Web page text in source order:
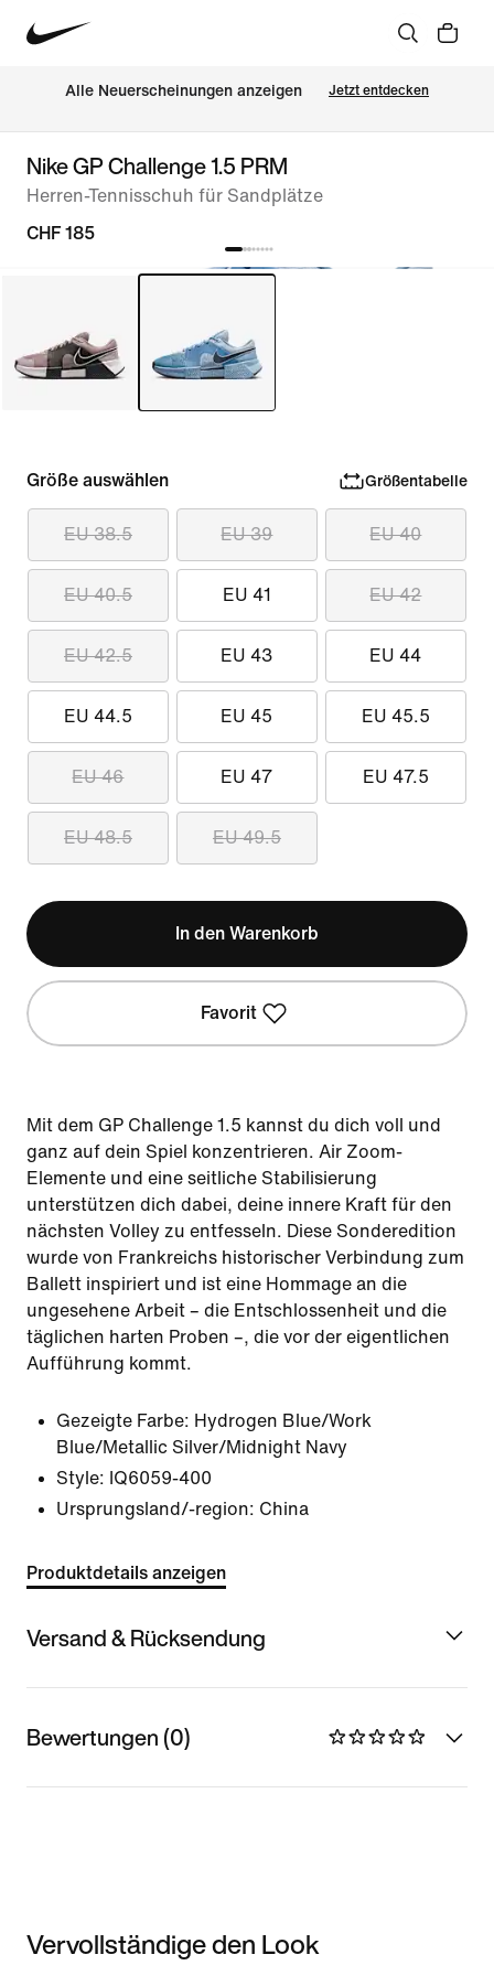
Alle Neuerscheinungen anzeigen Jetzt entdecken
Nike GP Challenge 1.5 PRM
Herren-Tennisschuh für Sandplätze
CHF 185
Größe auswählen Größentabelle
EU 38.5 EU 39 EU 40
EU 40.5 EU 41 EU 42
EU 42.5 EU 43 EU 44
EU 44.5 EU 45 EU 45.5
EU 46 EU 47 EU 47.5
EU 48.5 EU 49.5
In den Warenkorb
Favorit
Mit dem GP Challenge 1.5 kannst du dich voll und
ganz auf dein Spiel konzentrieren. Air Zoom-
Elemente und eine seitliche Stabilisierung
unterstützen dich dabei, deine innere Kraft für den
nächsten Volley zu entfesseln. Diese Sonderedition
wurde von Frankreichs historischer Verbindung zum
Ballett inspiriert und ist eine Hommage an die
ungesehene Arbeit – die Entschlossenheit und die
täglichen harten Proben –, die vor der eigentlichen
Aufführung kommt.
Gezeigte Farbe: Hydrogen Blue/Work
Blue/Metallic Silver/Midnight Navy
Style: IQ6059-400
Ursprungsland/-region: China
Produktdetails anzeigen
Versand & Rücksendung
Bewertungen (0)
Vervollständige den Look